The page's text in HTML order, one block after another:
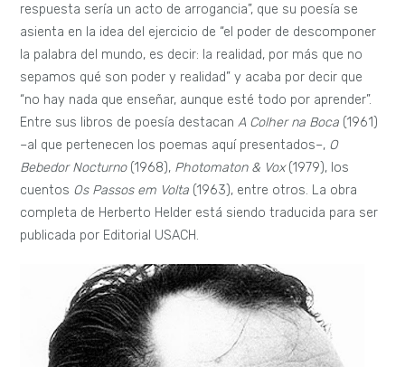
respuesta sería un acto de arrogancia”, que su poesía se
asienta en la idea del ejercicio de “el poder de descomponer
la palabra del mundo, es decir: la realidad, por más que no
sepamos qué son poder y realidad” y acaba por decir que
“no hay nada que enseñar, aunque esté todo por aprender”.
Entre sus libros de poesía destacanA Colher na Boca (1961)
–al que pertenecen los poemas aquí presentados–, O
Bebedor Nocturno(1968), Photomaton & Vox(1979), los
cuentos Os Passos em Volta (1963), entre otros. La obra
completa de Herberto Helder está siendo traducida para ser
publicada por Editorial USACH.